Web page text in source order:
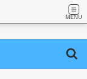
MENU